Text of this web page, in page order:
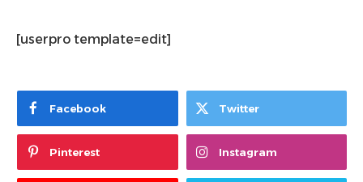
[userpro template=edit]
Facebook Twitter
Pinterest Instagram